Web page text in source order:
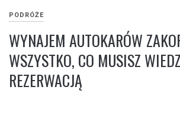
PODRÓŻE
WYNAJEM AUTOKARÓW
WSZYSTKO, CO MUSISZ
REZERWACJĄ